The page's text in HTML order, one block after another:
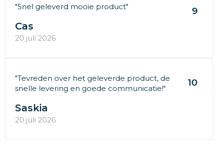
"Snel geleverd mooie product" 9
Cas
20 juli 2026
"Tevreden over het geleverde product, de
snelle levering en goede communicatie!"
10
Saskia
20 juli 2026